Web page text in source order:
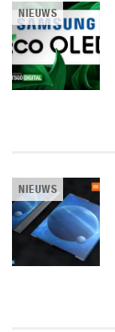
NIEUWS
NIEUWS